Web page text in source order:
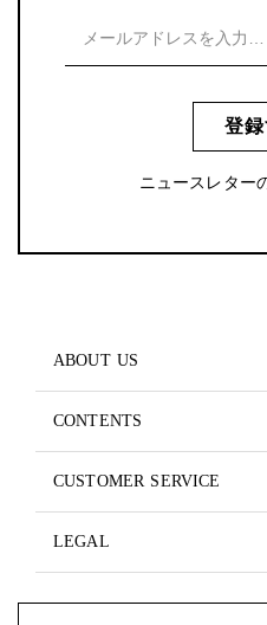
登
ニュースレター
ABOUT US
CONTENTS
CUSTOMER SERVICE
LEGAL